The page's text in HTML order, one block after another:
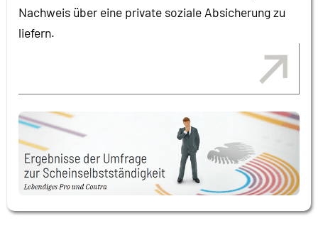
Nachweis über eine private soziale Absicherung zu
liefern.